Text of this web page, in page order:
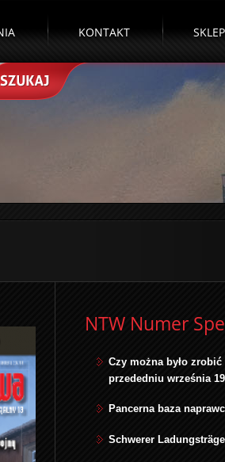
KONTAKT SKLEP
NTW Numer
Czy można było
przededniu września
Pancerna baza
Schwerer